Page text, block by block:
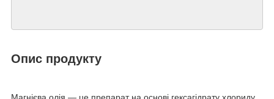
Опис продукту